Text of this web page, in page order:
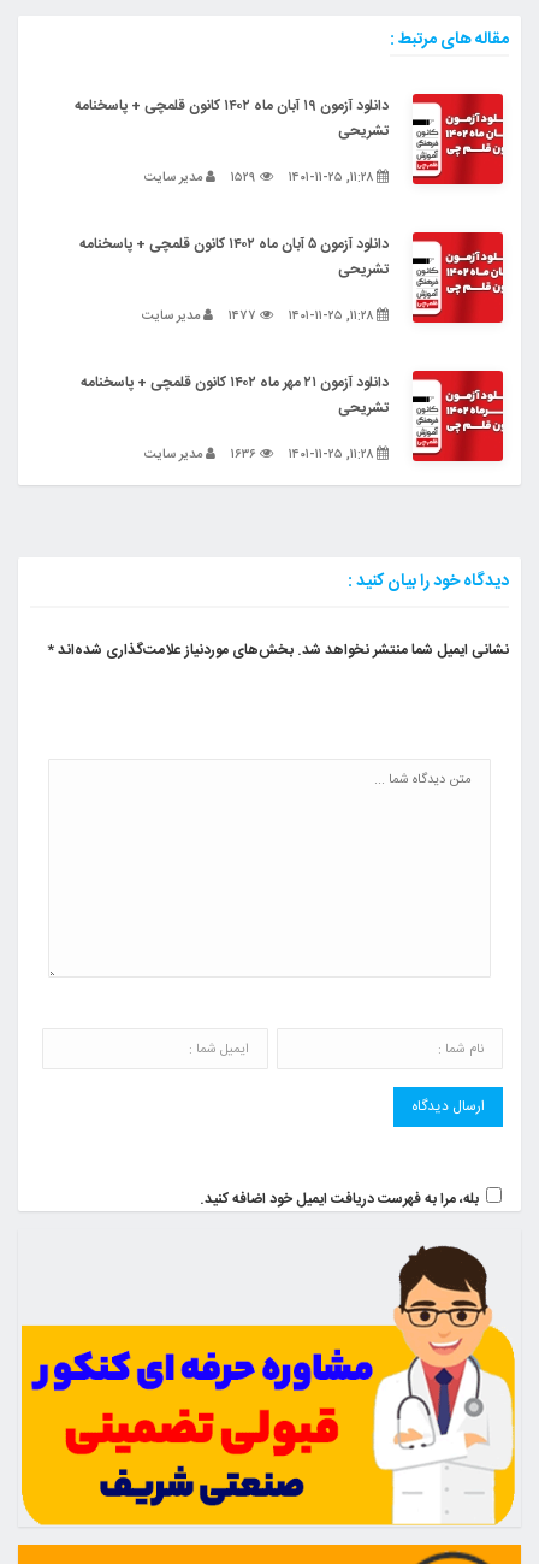
مقاله های مرتبط :
دانلود آزمون ۱۹ آبان ماه ۱۴۰۲ کانون قلمچی + پاسخنامه
تشریحی
مدیر سایت
دانلود آزمون ۵ آبان ماه ۱۴۰۲ کانون قلمچی + پاسخنامه
تشریحی
مدیر سایت
دانلود آزمون ۲۱ مهر ماه ۱۴۰۲ کانون قلمچی + پاسخنامه
تشریحی
مدیر سایت
دیدگاه خود را بیان کنید :
نشانی ایمیل شما منتشر نخواهد شد. بخش‌های موردنیاز علامت‌گذاری شده‌اند*
بله، مرا به فهرست دریافت ایمیل خود اضافه کنید.